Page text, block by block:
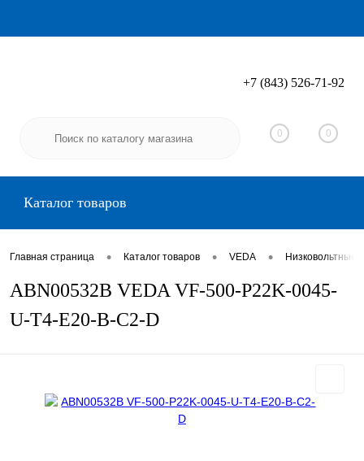
Вход Регистрация
+7 (843) 526-71-92
0 0
Каталог товаров
Главная страница • Каталог товаров • VEDA •
ABN00532B VEDA VF-500-P22K-0045-
U-T4-E20-B-C2-D